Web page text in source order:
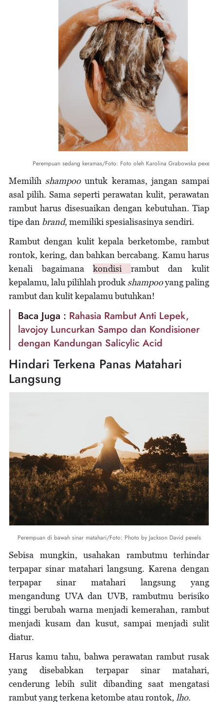
Perempuan sedang keramas/Foto: Foto oleh Karolina Grabowska pexels
Memilih shampoountuk keramas, jangan sampai
asal pilih. Sama seperti perawatan kulit, perawatan
rambut harus disesuaikan dengan kebutuhan. Tiap
tipe dan brand, memiliki spesialisasinya sendiri.
Rambut dengan kulit kepala berketombe, rambut
rontok, kering, dan bahkan bercabang. Kamu harus
kenali bagaimanakondisi rambut dan kulit
kepalamu, lalu pilihlah produk shampooyang paling
rambut dan kulit kepalamu butuhkan!
Baca Juga : Rahasia Rambut Anti Lepek,
lavojoy Luncurkan Sampo dan Kondisioner
dengan Kandungan Salicylic Acid
Hindari Terkena Panas Matahari
Langsung
Perempuan di bawah sinar matahari/Foto: Photo by Jackson David pexels
Sebisa mungkin, usahakan rambutmu terhindar
terpapar sinar matahari langsung. Karena dengan
terpapar sinar matahari langsung yang
mengandung UVA dan UVB, rambutmu berisiko
tinggi berubah warna menjadi kemerahan, rambut
menjadi kusam dan kusut, sampai menjadi sulit
diatur.
Harus kamu tahu, bahwa perawatan rambut rusak
yang disebabkan terpapar sinar matahari,
cenderung lebih sulit dibanding saat mengatasi
rambut yang terkena ketombe atau rontok, lho.